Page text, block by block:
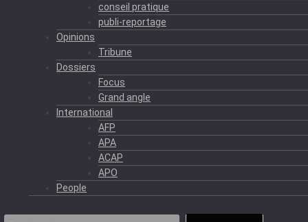
conseil pratique
publi-reportage
Opinions
Tribune
Dossiers
Focus
Grand angle
International
AFP
APA
ACAP
APO
People